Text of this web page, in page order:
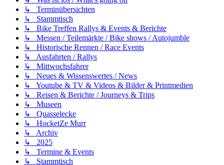
↳ Terminübersichten
↳ Stammtisch
↳ Bike Treffen Rallys & Events & Berichte
↳ Messen / Teilemärkte / Bike shows / Autojumble
↳ Historische Rennen / Race Events
↳ Ausfahrten / Rallys
↳ Mittwochsfahrer
↳ Neues & Wissenswertes / News
↳ Youtube & TV & Videos & Bilder & Printmedien
↳ Reisen & Berichte / Journeys & Trips
↳ Museen
↳ Quasselecke
↳ HocketZe Murr
↳ Archiv
↳ 2025
↳ Termine & Events
↳ Stammtisch